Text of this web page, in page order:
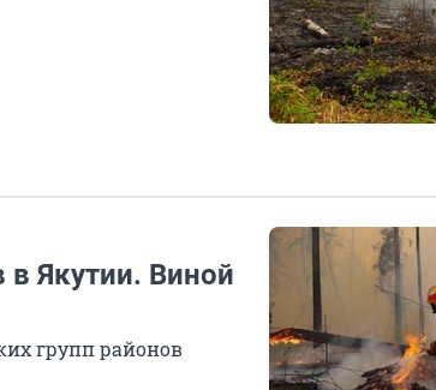
Якутии. Виной
групп районов